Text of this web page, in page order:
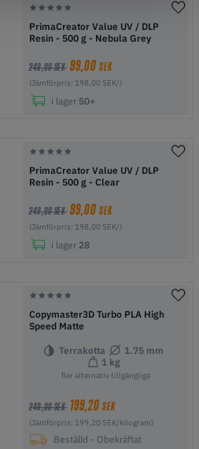
PrimaCreator Value UV / DLP
Resin - 500 g - Nebula Grey
249,00 SEK 99,00SEK
(Jämförpris: 198,00 SEK/)
i lager 50+
PrimaCreator Value UV / DLP
Resin - 500 g - Clear
249,00 SEK 99,00SEK
(Jämförpris: 198,00 SEK/)
i lager 28
Copymaster3D Turbo PLA High
Speed Matte
Terrakotta
1.75 mm
1 kg
fler alternativ tillgängliga
249,00 SEK 199,20SEK
(Jämförpris: 199,20 SEK/kilogram)
Beställd - Obekräftat